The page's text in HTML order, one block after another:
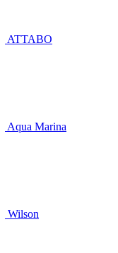
ATTABO
Aqua Marina
Wilson